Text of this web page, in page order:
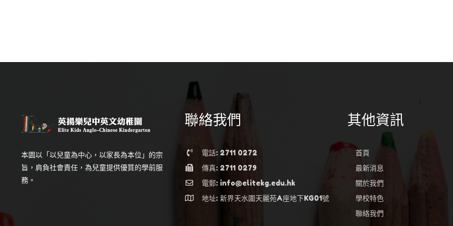
本園以「以兒童為中心，以家長為本位」的宗
旨，肩負社會責任，為兒童提供優質的學前服
務。
聯絡我們
電話: 2711 0272
傳真: 2711 0279
電郵: info@elitekg.edu.hk
地址: 新界天水圍天麗苑A座地下KG01號
其他資訊
首頁
最新消息
關於我們
學校特色
聯絡我們